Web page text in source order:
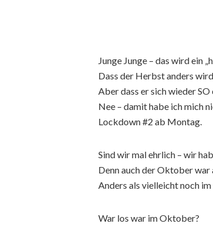
Junge Junge – das wird ein
Dass der Herbst anders
Aber dass er sich wieder
Nee – damit habe ich mich
Lockdown #2 ab Montag.
Sind wir mal ehrlich – wir
Denn auch der Oktober war
Anders als vielleicht noch
War los war im Oktober?